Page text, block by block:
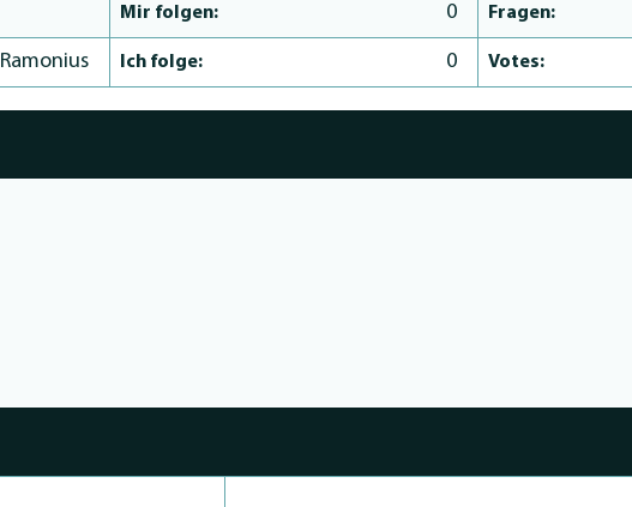
Mir folgen: 0 Fragen:
Ramonius Ich folge: 0 Votes: